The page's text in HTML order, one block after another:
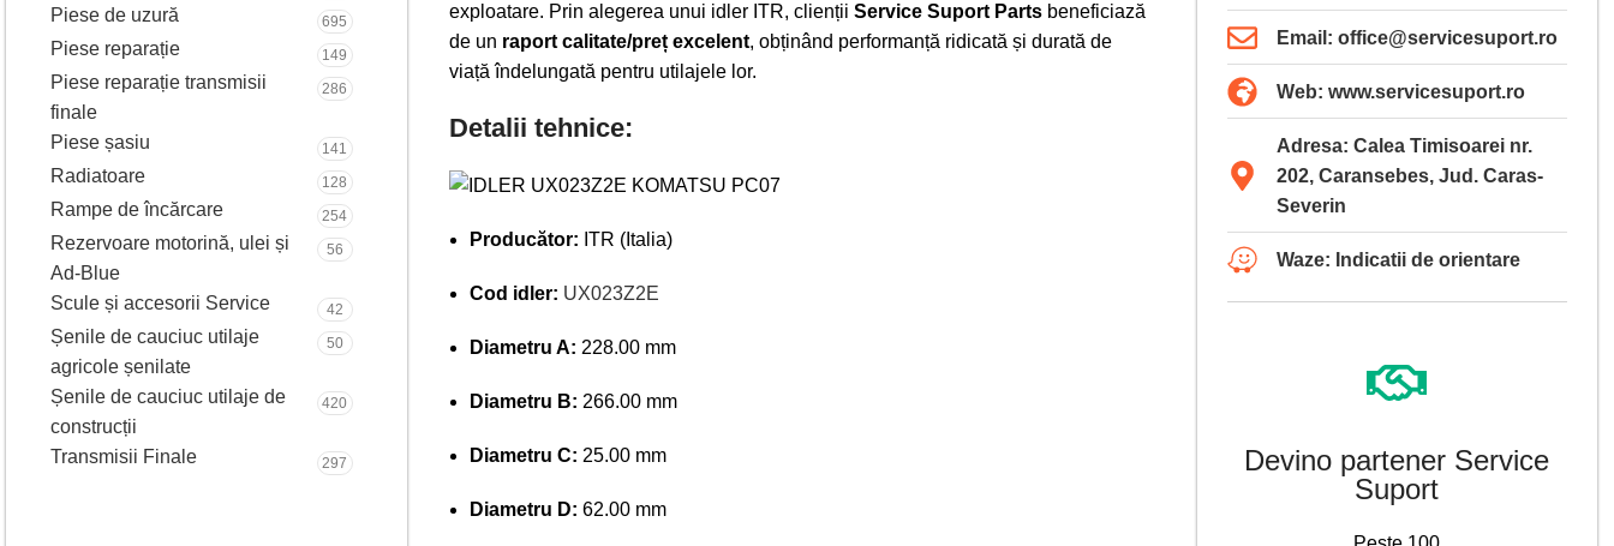
Piese de uzură 695
Piese reparație 149
Piese reparație transmisii
finale
286
Piese șasiu 141
Radiatoare 128
Rampe de încărcare 254
Rezervoare motorină, ulei și
Ad-Blue
56
Scule și accesorii Service 42
Șenile de cauciuc utilaje
agricole șenilate
50
Șenile de cauciuc utilaje de
construcții
420
Transmisii Finale 297
exploatare. Prin alegerea unui idler ITR, clienții Service Suport Partsbeneficiază
de un raport calitate/preț excelent, obținând performanță ridicată și durată de
viață îndelungată pentru utilajele lor.
Detalii tehnice:
Producător: ITR (Italia)
Cod idler: UX023Z2E
Diametru A: 228.00 mm
Diametru B: 266.00 mm
Diametru C: 25.00 mm
Diametru D: 62.00 mm
Email: office@servicesuport.ro
Web: www.servicesuport.ro
Adresa: Calea Timisoarei nr.
202, Caransebes, Jud. Caras-
Severin
Waze: Indicatii de orientare
Devino partener Service
Suport